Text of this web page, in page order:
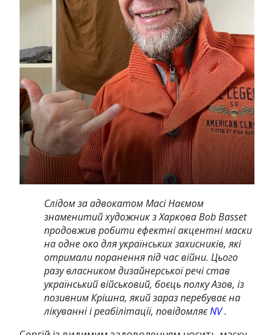
Слідом за адвокатом Масі Наємом
знаменитий художник з Харкова Bob Basset
продовжив робити ефектні акцентні маски
на одне око для українських захисників, які
отримали поранення під час війни. Цього
разу власником дизайнерської речі став
український військовий, боєць полку Азов, із
позивним Крішна, який зараз перебуває на
лікуванні і реабілітації, повідомляєNV.